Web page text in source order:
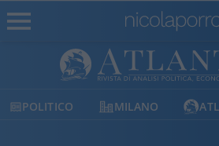
POLITICO MILANO